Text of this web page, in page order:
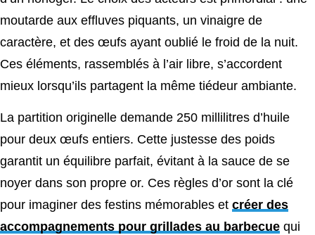
moutarde aux effluves piquants, un vinaigre de
caractère, et des œufs ayant oublié le froid de la nuit.
Ces éléments, rassemblés à l’air libre, s’accordent
mieux lorsqu’ils partagent la même tiédeur ambiante.
La partition originelle demande 250 millilitres d’huile
pour deux œufs entiers. Cette justesse des poids
garantit un équilibre parfait, évitant à la sauce de se
noyer dans son propre or. Ces règles d’or sont la clé
pour imaginer des festins mémorables et créer des
accompagnements pour grillades au barbecue qui